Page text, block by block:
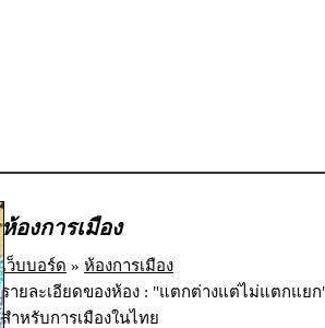
ห้องการเมือง
เว็บบอร์ด » ห้องการเมือง
รายละเอียดของห้อง : "แตกต่างแต่ไม่แตกแย
สำหรับการเมืองในไทย